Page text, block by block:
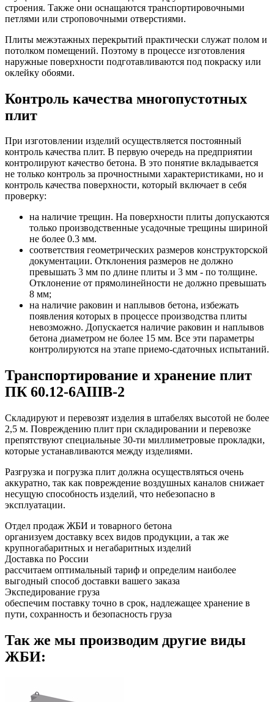
строения. Также они оснащаются транспортировочными
петлями или строповочными отверстиями.
Плиты межэтажных перекрытий практически служат полом и
потолком помещений. Поэтому в процессе изготовления
наружные поверхности подготавливаются под покраску или
оклейку обоями.
Контроль качества многопустотных
плит
При изготовлении изделий осуществляется постоянный
контроль качества плит. В первую очередь на предприятии
контролируют качество бетона. В это понятие вкладывается
не только контроль за прочностными характеристиками, но и
контроль качества поверхности, который включает в себя
проверку:
на наличие трещин. На поверхности плиты допускаются
только производственные усадочные трещины шириной
не более 0.3 мм.
соответствия геометрических размеров конструкторской
документации. Отклонения размеров не должно
превышать 3 мм по длине плиты и 3 мм - по толщине.
Отклонение от прямолинейности не должно превышать
8 мм;
на наличие раковин и наплывов бетона, избежать
появления которых в процессе производства плиты
невозможно. Допускается наличие раковин и наплывов
бетона диаметром не более 15 мм. Все эти параметры
контролируются на этапе приемо-сдаточных испытаний.
Транспортирование и хранение плит
ПК 60.12-6АIIIВ-2
Складируют и перевозят изделия в штабелях высотой не более
2,5 м. Повреждению плит при складировании и перевозке
препятствуют специальные 30-ти миллиметровые прокладки,
которые устанавливаются между изделиями.
Разгрузка и погрузка плит должна осуществляться очень
аккуратно, так как повреждение воздушных каналов снижает
несущую способность изделий, что небезопасно в
эксплуатации.
Отдел продаж ЖБИ и товарного бетона
организуем доставку всех видов продукции, а так же
крупногабаритных и негабаритных изделий
Доставка по России
рассчитаем оптимальный тариф и определим наиболее
выгодный способ доставки вашего заказа
Экспедирование груза
обеспечим поставку точно в срок, надлежащее хранение в
пути, сохранность и безопасность груза
Так же мы производим другие виды
ЖБИ: